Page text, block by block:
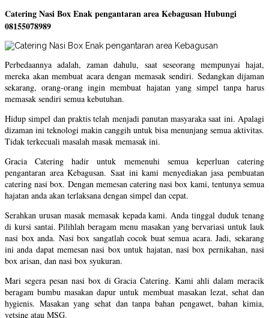
Catering Nasi Box Enak pengantaran area Kebagusan Hubungi
08155078989
Perbedaannya adalah, zaman dahulu, saat seseorang mempunyai hajat,
mereka akan membuat acara dengan memasak sendiri. Sedangkan dijaman
sekarang, orang-orang ingin membuat hajatan yang simpel tanpa harus
memasak sendiri semua kebutuhan.
Hidup simpel dan praktis telah menjadi panutan masyaraka saat ini. Apalagi
dizaman ini teknologi makin canggih untuk bisa menunjang semua aktivitas.
Tidak terkecuali masalah masak memasak ini.
Gracia Catering hadir untuk memenuhi semua keperluan catering
pengantaran area Kebagusan. Saat ini kami menyediakan jasa pembuatan
catering nasi box. Dengan memesan catering nasi box kami, tentunya semua
hajatan anda akan terlaksana dengan simpel dan cepat.
Serahkan urusan masak memasak kepada kami. Anda tinggal duduk tenang
di kursi santai. Pilihlah beragam menu masakan yang bervariasi untuk lauk
nasi box anda. Nasi box sangatlah cocok buat semua acara. Jadi, sekarang
ini anda dapat memesan nasi box untuk hajatan, nasi box pernikahan, nasi
box arisan, dan nasi box syukuran.
Mari segera pesan nasi box di Gracia Catering. Kami ahli dalam meracik
beragam bumbu masakan dapur untuk membuat masakan lezat, sehat dan
hygienis. Masakan yang sehat dan tanpa bahan pengawet, bahan kimia,
vetsine atau MSG.